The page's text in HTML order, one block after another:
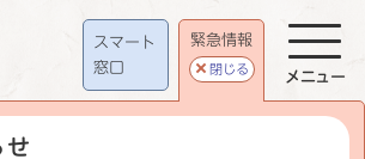
スマート
窓口
緊急情報
閉じる
せ
メニュー